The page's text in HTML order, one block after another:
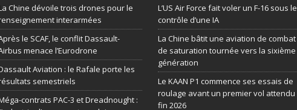
Chine dévoile trois drones pour le
interarmées
le SCAF, le conflit Dassault-
menace l’Eurodrone
Aviation : le Rafale porte les
semestriels
contrats PAC-3 et Dreadnought :
L’US Air Force fait voler un F-16 sous le
contrôle d’une IA
La Chine bâtit une aviation de combat
de saturation tournée vers la sixième
génération
Le KAAN P1 commence ses essais de
roulage avant un premier vol attendu
fin 2026